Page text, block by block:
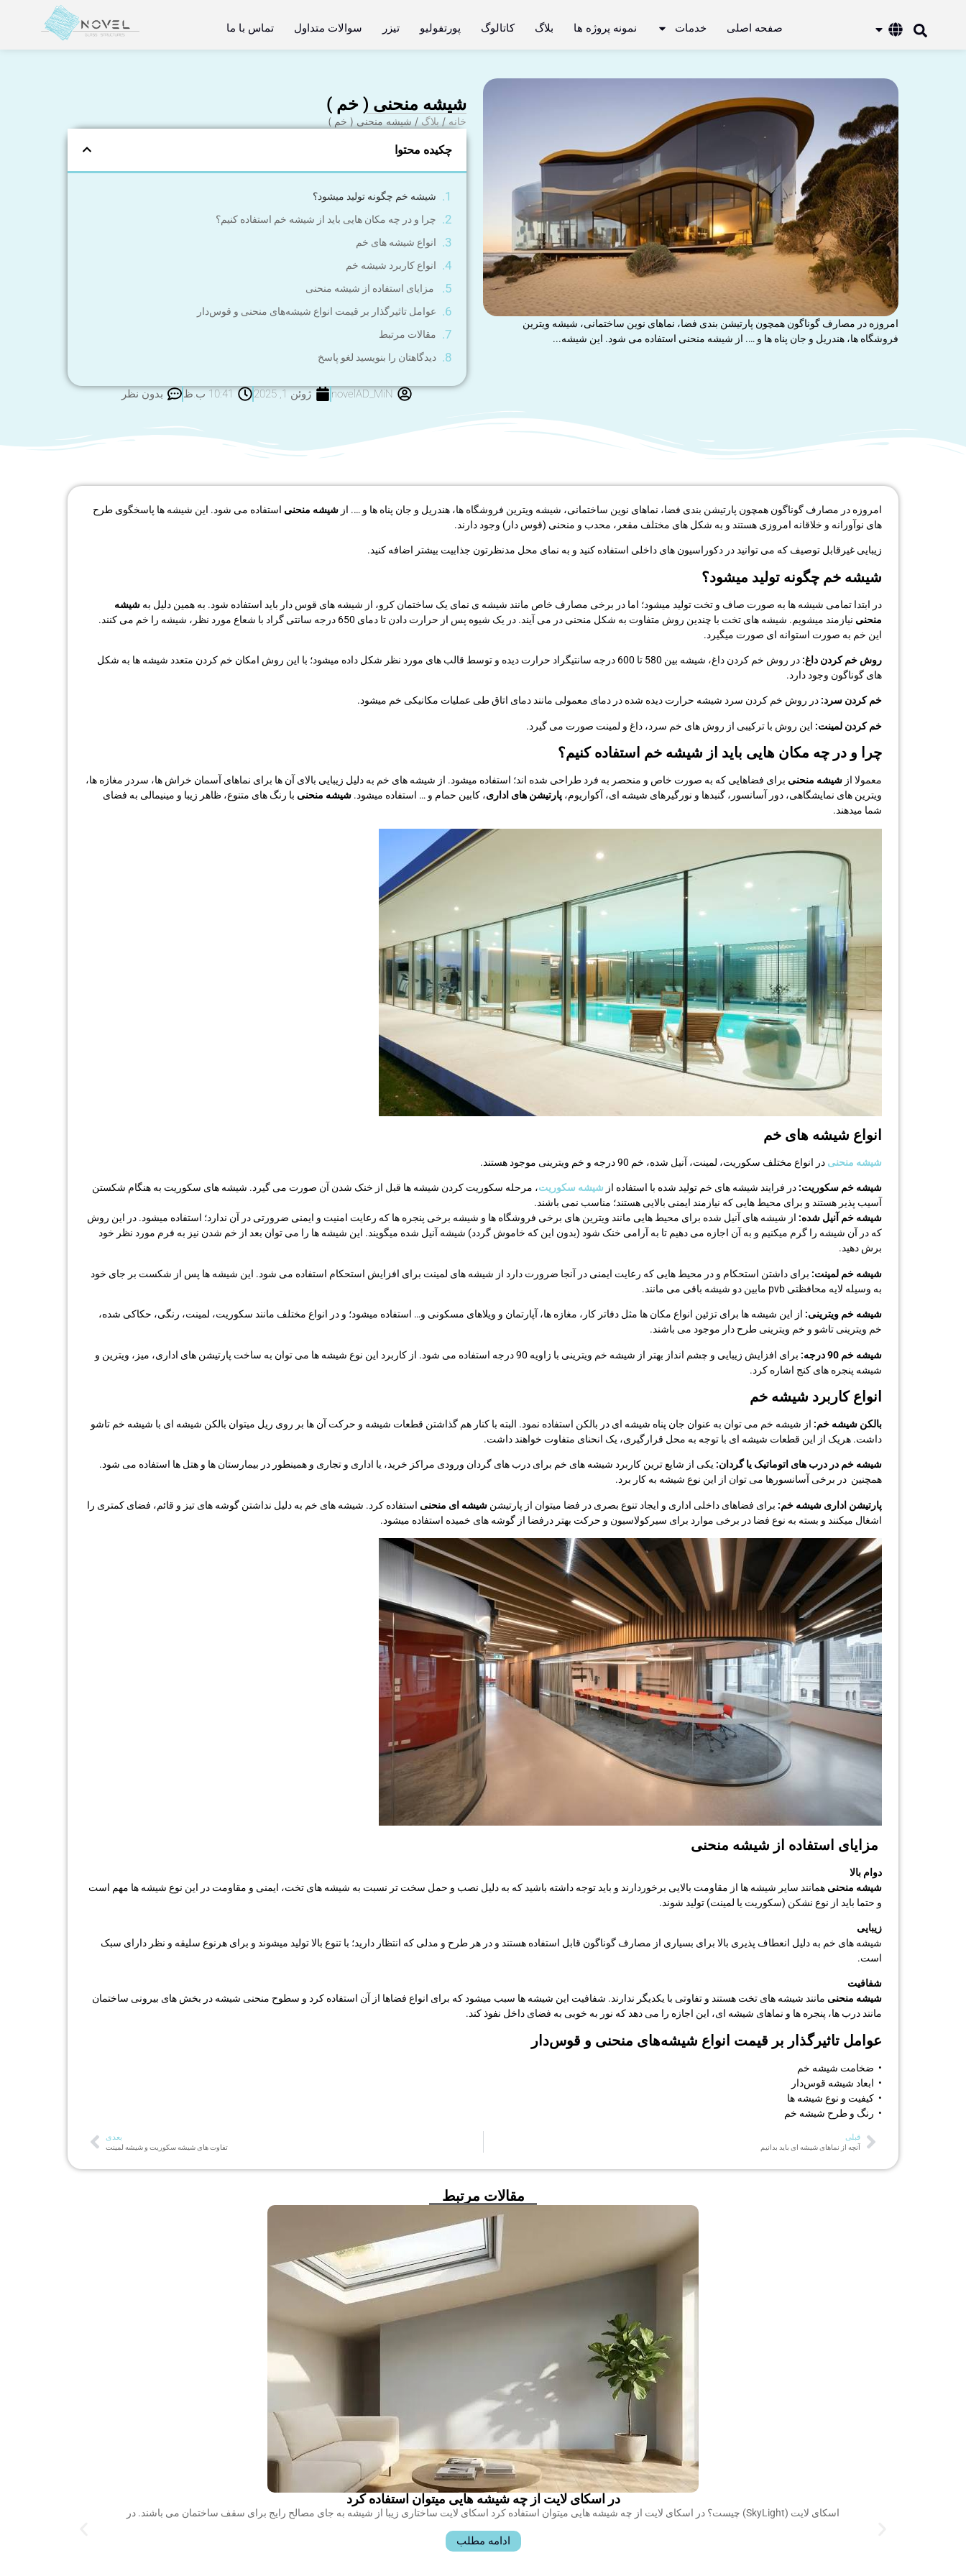
صفحه اصلی خدمات نمونه پروژه ها بلاگ کاتالوگ پورتفولیو تیزر سوالات متداول تماس با ما
امروزه در مصارف گوناگون همچون پارتیشن بندی فضا، نماهای نوین ساختمانی، شیشه ویترین
فروشگاه ها، هندریل و جان پناه ها و …. از شیشه منحنی استفاده می شود. این شیشه...
شیشه منحنی ( خم )
خانه / بلاگ / شیشه منحنی ( خم )
چکیده محتوا
شیشه خم چگونه تولید میشود؟
چرا و در چه مکان هایی باید از شیشه خم استفاده کنیم؟
انواع شیشه های خم
انواع کاربرد شیشه خم
مزایای استفاده از شیشه منحنی
عوامل تاثیر‌گذار بر قیمت انواع شیشه‌های منحنی و قوس‌دار
مقالات مرتبط
دیدگاهتان را بنویسید لغو پاسخ
novelAD_MiN ژوئن 1, 2025 10:41 ب.ظ بدون نظر
امروزه در مصارف گوناگون همچون پارتیشن بندی فضا، نماهای نوین ساختمانی، شیشه ویترین فروشگاه ها، هندریل و جان پناه ها و …. ازشیشه منحنی استفاده می شود. این شیشه ها پاسخگوی طرح
های نوآورانه و خلاقانه امروزی هستند و به شکل های مختلف مقعر، محدب و منحنی (قوس دار) وجود دارند.
زیبایی غیرقابل توصیف که می توانید در دکوراسیون های داخلی استفاده کنید و به نمای محل مدنظرتون جذابیت بیشتر اضافه کنید.
شیشه خم چگونه تولید میشود؟
در ابتدا تمامی شیشه ها به صورت صاف و تخت تولید میشود؛ اما در برخی مصارف خاص مانند شیشه ی نمای یک ساختمان کرو، از شیشه های قوس دار باید استفاده شود. به همین دلیل بهشیشه
منحنی
نیازمند میشویم. شیشه های تخت با چندین روش متفاوت به شکل منحنی در می آیند. در یک شیوه پس از حرارت دادن تا دمای 650 درجه سانتی گراد با شعاع مورد نظر، شیشه را خم می کنند.
این خم به صورت استوانه ای صورت میگیرد.
روش خم کردن داغ:
در روش خم کردن داغ، شیشه بین 580 تا 600 درجه سانتیگراد حرارت دیده و توسط قالب های مورد نظر شكل داده میشود؛ با این روش امکان خم کردن متعدد شیشه ها به شکل
های گوناگون وجود دارد.
خم کردن سرد:در روش خم کردن سرد شیشه حرارت دیده شده در دمای معمولی مانند دمای اتاق طی عملیات مکانیکی خم میشود.
خم کردن لمینت: این روش با ترکیبی از روش های خم سرد، داغ و لمینت صورت می گیرد.
چرا و در چه مکان هایی باید از شیشه خم استفاده کنیم؟
معمولا ازشیشه منحنی برای فضاهایی که به صورت خاص و منحصر به فرد طراحی شده اند؛ استفاده میشود. از شیشه های خم به دلیل زیبایی بالای آن ها برای نماهای آسمان خراش ها، سردر مغازه ها،
ویترین های نمایشگاهی، دور آسانسور، گنبدها و نورگیرهای شیشه ای، آکواریوم،پارتیشن های اداری، کابین حمام و … استفاده میشود.شیشه منحنی با رنگ های متنوع، ظاهر زیبا و مینیمالی به فضای
شما میدهند.
انواع شیشه های خم
شیشه منحنی در انواع مختلف سكوريت، لمینت، آنیل شده، خم 90 درجه و خم ویترینی موجود هستند.
شیشه خم سکوریت:در فرایند شیشه های خم تولید شده با استفاده از شیشه سکوریت، مرحله سکوریت کردن شیشه ها قبل از خنک شدن آن صورت می گیرد. شیشه های سکوریت به هنگام شکستن
آسیب پذیر هستند و برای محیط هایی که نیازمند ایمنی بالایی هستند؛ مناسب نمی باشند.
شیشه خم آنیل شده: از شیشه های آنیل شده برای محیط هایی مانند ویترین های برخی فروشگاه ها و شیشه برخی پنجره ها که رعایت امنیت و ایمنی ضرورتی در آن ندارد؛ استفاده میشود. در این روش
که در آن شیشه را گرم میکنیم و به آن اجازه می دهیم تا به آرامی خنک شود (بدون این که خاموش گردد) شیشه آنیل شده میگویند. این شیشه ها را می توان بعد از خم شدن نیز به فرم مورد نظر خود
برش دهید.
شیشه خم لمینت: برای داشتن استحکام و در محیط هایی که رعایت ایمنی در آنجا ضرورت دارد از شیشه های لمینت برای افزایش استحکام استفاده می شود. این شیشه ها پس از شکست بر جای خود
به وسیله لایه محافظتی pvb مابین دو شیشه باقی می مانند.
شیشه خم ویترینی: از این شیشه ها برای تزئین انواع مکان ها مثل دفاتر کار، مغازه ها، آپارتمان و ویلاهای مسکونی و… استفاده میشود؛ و در انواع مختلف مانند سکوریت، لمینت، رنگی، حکاکی شده،
خم ویترینی تاشو و خم ویترینی طرح دار موجود می باشند.
شیشه خم 90 درجه:
برای افزایش زیبایی و چشم انداز بهتر از شیشه خم ویترینی با زاویه 90 درجه استفاده می شود. از کاربرد این نوع شیشه ها می توان به ساخت پارتیشن های اداری، میز، ویترین و
شیشه پنجره های كنج اشاره کرد.
انواع کاربرد شیشه خم
بالکن شیشه خم: از شیشه خم می توان به عنوان جان پناه شیشه ای در بالکن استفاده نمود. البته با کنار هم گذاشتن قطعات شیشه و حرکت آن ها بر روی ریل میتوان بالکن شیشه ای با شیشه خم تاشو
داشت. هریک از این قطعات شیشه ای با توجه به محل قرارگیری، یک انحنای متفاوت خواهند داشت.
شیشه خم در درب های اتوماتیک یا گردان: یکی از شایع ترین کاربرد شیشه های خم برای درب های گردان ورودی مراکز خرید، یا اداری و تجاری و همینطور در بیمارستان ها و هتل ها استفاده می شود.
همچنین در برخی آسانسورها می توان از این نوع شیشه به کار برد.
پارتیشن اداری شیشه خم: برای فضاهای داخلی اداری و ایجاد تنوع بصری در فضا میتوان از پارتیشنشیشه ای منحنی استفاده کرد. شیشه های خم به دلیل نداشتن گوشه های تیز و قائم، فضای کمتری را
اشغال میکنند و بسته به نوع فضا در برخی موارد برای سیرکولاسیون و حرکت بهتر درفضا از گوشه های خمیده استفاده میشود.
مزایای استفاده از شیشه منحنی
دوام بالا
شیشه منحنی همانند سایر شیشه ها از مقاومت بالایی برخوردارند و باید توجه داشته باشید که به دلیل نصب و حمل سخت تر نسبت به شیشه های تخت، ایمنی و مقاومت در این نوع شیشه ها مهم است
و حتما باید از نوع نشکن (سکوریت یا لمینت) تولید شوند.
زیبایی
شیشه های خم به دلیل انعطاف پذیری بالا برای بسیاری از مصارف گوناگون قابل استفاده هستند و در هر طرح و مدلی که انتظار دارید؛ با تنوع بالا تولید میشوند و برای هرنوع سلیقه و نظر دارای سبک
است.
شفافیت
شیشه منحنی مانند شیشه های تخت هستند و تفاوتی با یکدیگر ندارند. شفافیت این شیشه ها سبب میشود که برای انواع فضاها از آن استفاده کرد و سطوح منحنی شیشه در بخش های بیرونی ساختمان
مانند درب ها، پنجره ها و نماهای شیشه ای، این اجازه را می دهد که نور به خوبی به فضای داخل نفوذ کند.
عوامل تاثیر‌گذار بر قیمت انواع شیشه‌های منحنی و قوس‌دار
• ضخامت شیشه خم
• ابعاد شیشه قوس‌دار
• کیفیت و نوع شیشه ها
• رنگ و طرح شیشه خم
قبلی
آنچه از نماهای شیشه ای باید بدانیم
بعدی
تفاوت های شیشه سکوریت و شیشه لمینت
مقالات مرتبط
در اسکای لایت از چه شیشه هایی میتوان استفاده کرد
اسکای لایت (SkyLight) چیست؟ در اسکای لایت از چه شیشه هایی میتوان استفاده کرد اسکای لایت ساختاری زیبا از شیشه به جای مصالح رایج برای سقف ساختمان می باشند. در
ادامه مطلب